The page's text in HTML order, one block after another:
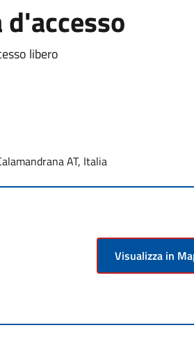
libero
AT, Italia
Visualizza in